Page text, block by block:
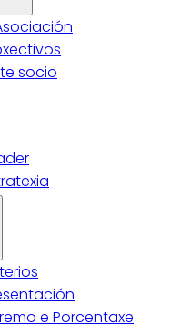
socio
e Porcentaxe